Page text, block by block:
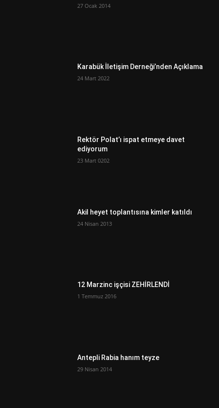
27 Ocak 2014
Karabük İletişim Derneği’nden Açıklama
24 Mart 2022
Rektör Polat’ı ispat etmeye davet
ediyorum
23 Mart 0202
Akil heyet toplantısına kimler katıldı
24 Nisan 2013
12 Marzinc işçisi ZEHİRLENDİ
1 Temmuz 2016
Antepli Rabia hanım teyze
29 Nisan 2014